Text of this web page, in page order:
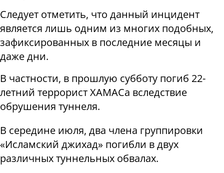
Следует отметить, что данный инцидент
является лишь одним из многих подобных,
зафиксированных в последние месяцы и
даже дни.
В частности, в прошлую субботу погиб 22-
летний террорист ХАМАСа вследствие
обрушения туннеля.
В середине июля, два члена группировки
«Исламский джихад» погибли в двух
различных туннельных обвалах.